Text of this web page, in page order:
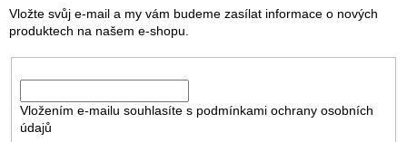
Vložte svůj e-mail a my vám budeme zasílat informace o nových
produktech na našem e-shopu.
Vložením e-mailu souhlasíte s podmínkami ochrany osobních
údajů